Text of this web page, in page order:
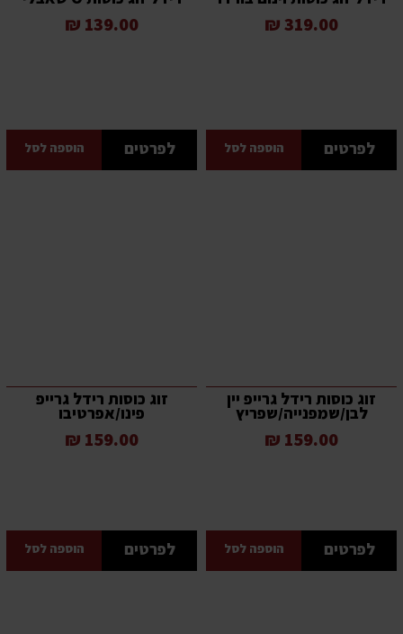
319.00 ₪
לפרטים הוספה לסל
139.00 ₪
לפרטים הוספה לסל
זוג כוסות רידל גרייפ יין
לבן/שמפנייה/שפריץ
159.00 ₪
לפרטים הוספה לסל
זוג כוסות רידל גרייפ
פינו/אפרטיבו
159.00 ₪
לפרטים הוספה לסל